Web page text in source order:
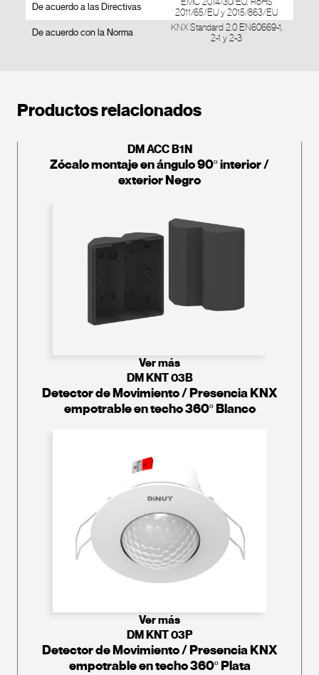
De acuerdo a las Directivas
2011/65/EU y 2015/863/EU
De acuerdo con la Norma
KNX Standard 2.0 EN60669-1,
2-1 y 2-3
Productos relacionados
DM ACC B1N
Zócalo montaje en ángulo 90º interior /
exterior Negro
Ver más
DM KNT 03B
Detector de Movimiento / Presencia KNX
empotrable en techo 360º Blanco
Ver más
DM KNT 03P
Detector de Movimiento / Presencia KNX
empotrable en techo 360º Plata